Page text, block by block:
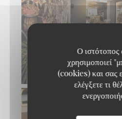
Ο ιστότοπος
χρησιμοποιεί
(cookies) και σας
ελέγξετε τι